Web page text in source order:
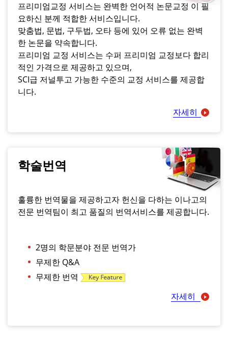
프리미엄교정 서비스는 완벽한 언어적 논문교정 이 필
요하신 분께 적합한 서비스입니다.
맞춤법, 문법, 구두법, 오타 등에 있어 오류 없는 완벽
한 논문을 약속합니다.
프리미엄 교정 서비스는 수퍼 프리미엄 교정보다 합리
적인 가격으로 제공하고 있으며,
SCI급 저널투고 가능한 수준의 교정 서비스를 제공합
니다.
자세히
학술번역
훌륭한 번역물을 제공하고자 헌신을 다하는 이나고의
전문 번역팀이 최고 품질의 번역서비스를 제공합니다.
2명의 학문분야 전문 번역가
무제한 Q&A
무제한 번역
자세히